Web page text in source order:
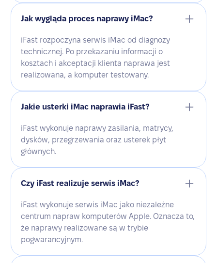
Jak wygląda proces naprawy iMac?
iFast rozpoczyna serwis iMac od diagnozy
technicznej. Po przekazaniu informacji o
kosztach i akceptacji klienta naprawa jest
realizowana, a komputer testowany.
Jakie usterki iMac naprawia iFast?
iFast wykonuje naprawy zasilania, matrycy,
dysków, przegrzewania oraz usterek płyt
głównych.
Czy iFast realizuje serwis iMac?
iFast wykonuje serwis iMac jako niezależne
centrum napraw komputerów Apple. Oznacza to,
że naprawy realizowane są w trybie
pogwarancyjnym.